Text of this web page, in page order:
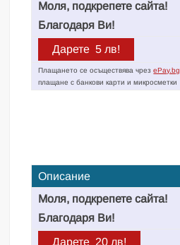
Моля, подкрепете сайта!
Благодаря Ви!
Плащането се осъществява чрезePay.bg
плащане с банкови карти и микросметки
Описание
Моля, подкрепете сайта!
Благодаря Ви!